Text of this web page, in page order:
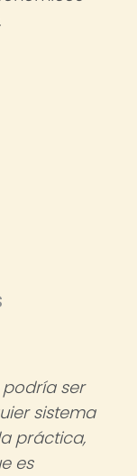
ser
sistema
práctica,
es